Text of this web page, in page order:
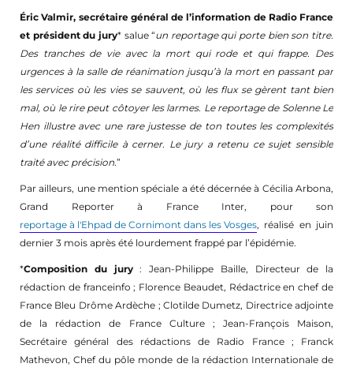
Éric Valmir, secrétaire général de l’information de Radio France
et président du jury* salue “un reportage qui porte bien son titre.
Des tranches de vie avec la mort qui rode et qui frappe. Des
urgences à la salle de réanimation jusqu’à la mort en passant par
les services où les vies se sauvent, où les flux se gèrent tant bien
mal, où le rire peut côtoyer les larmes. Le reportage de Solenne Le
Hen illustre avec une rare justesse de ton toutes les complexités
d’une réalité difficile à cerner. Le jury a retenu ce sujet sensible
traité avec précision.”
Par ailleurs, une mention spéciale a été décernée à Cécilia Arbona,
Grand Reporter à France Inter, pour son
reportage à l'Ehpad de Cornimont dans les Vosges, réalisé en juin
dernier 3 mois après été lourdement frappé par l’épidémie.
*Composition du jury: Jean-Philippe Baille, Directeur de la
rédaction de franceinfo ; Florence Beaudet, Rédactrice en chef de
France Bleu Drôme Ardèche ; Clotilde Dumetz, Directrice adjointe
de la rédaction de France Culture ; Jean-François Maison,
Secrétaire général des rédactions de Radio France ; Franck
Mathevon, Chef du pôle monde de la rédaction Internationale de